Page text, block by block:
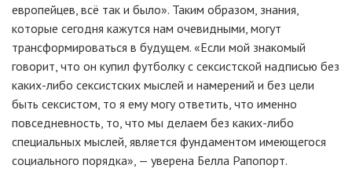
европейцев, всё так и было». Таким образом, знания,
которые сегодня кажутся нам очевидными, могут
трансформироваться в будущем. «Если мой знакомый
говорит, что он купил футболку с сексистской надписью без
каких-либо сексистских мыслей и намерений и без цели
быть сексистом, то я ему могу ответить, что именно
повседневность, то, что мы делаем без каких-либо
специальных мыслей, является фундаментом имеющегося
социального порядка», — уверена Белла Рапопорт.